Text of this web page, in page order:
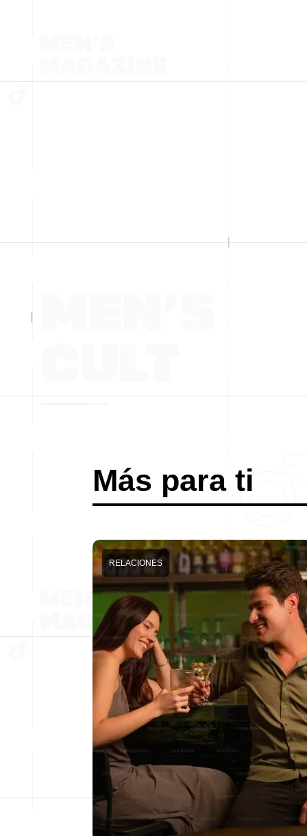
Más para ti
RELACIONES